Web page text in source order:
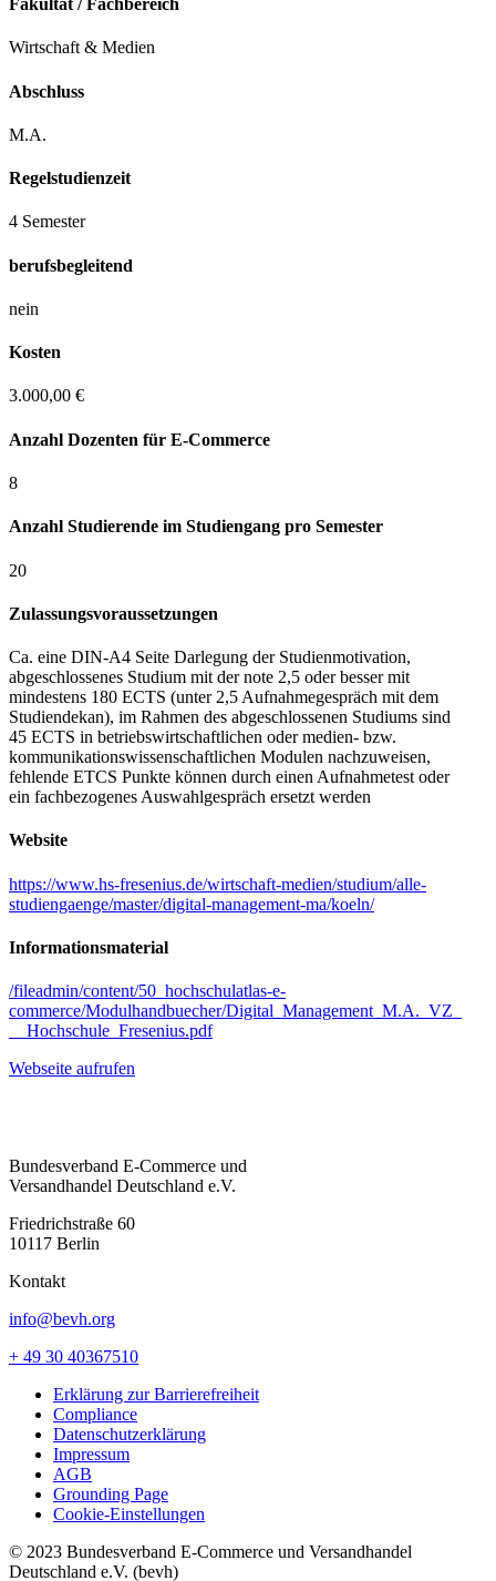
Fakultät / Fachbereich
Wirtschaft & Medien
Abschluss
M.A.
Regelstudienzeit
4 Semester
berufsbegleitend
nein
Kosten
3.000,00 €
Anzahl Dozenten für E-Commerce
8
Anzahl Studierende im Studiengang pro Semester
20
Zulassungs­voraussetzungen
Ca. eine DIN-A4 Seite Darlegung der Studienmotivation,
abgeschlossenes Studium mit der note 2,5 oder besser mit
mindestens 180 ECTS (unter 2,5 Aufnahmegespräch mit dem
Studiendekan), im Rahmen des abgeschlossenen Studiums sind
45 ECTS in betriebswirtschaftlichen oder medien- bzw.
kommunikationswissenschaftlichen Modulen nachzuweisen,
fehlende ETCS Punkte können durch einen Aufnahmetest oder
ein fachbezogenes Auswahlgespräch ersetzt werden
Website
https://www.hs-fresenius.de/wirtschaft-medien/studium/alle-
studiengaenge/master/digital-management-ma/koeln/
Informationsmaterial
/fileadmin/content/50_hochschulatlas-e-
commerce/Modulhandbuecher/Digital_Management_M.A._VZ_
__Hochschule_Fresenius.pdf
Webseite aufrufen
Bundesverband E-Commerce und
Versandhandel Deutschland e.V.
Friedrichstraße 60
10117 Berlin
Kontakt
info@bevh.org
+ 49 30 40367510
Erklärung zur Barrierefreiheit
Compliance
Datenschutzerklärung
Impressum
AGB
Grounding Page
Cookie-Einstellungen
© 2023 Bundesverband E-Commerce und Versandhandel
Deutschland e.V. (bevh)